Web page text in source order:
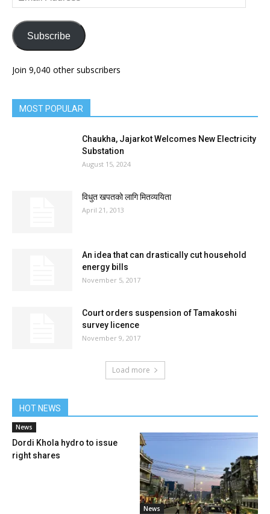
Address
Subscribe
Join 9,040 other subscribers
MOST POPULAR
Chaukha, Jajarkot Welcomes New Electricity
Substation
August 15, 2024
विधुत खपतको लागि मितव्ययिता
April 21, 2013
An idea that can drastically cut household
energy bills
November 5, 2017
Court orders suspension of Tamakoshi
survey licence
November 9, 2017
Load more
HOT NEWS
News
Dordi Khola hydro to issue
right shares
News